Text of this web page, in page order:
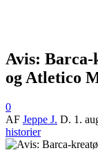
Avis:
og Atletico
0
AF Jeppe J. D. 1.
historier